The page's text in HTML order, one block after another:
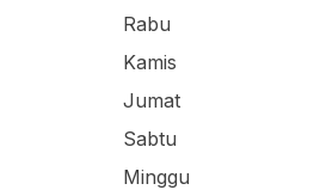
Rabu
Kamis
Jumat
Sabtu
Minggu